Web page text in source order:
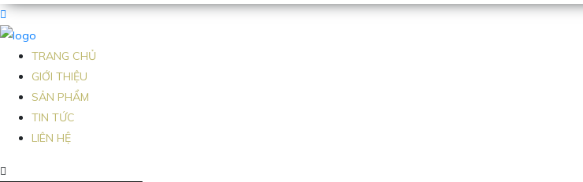
TRANG CHỦ
GIỚI THIỆU
SẢN PHẨM
TIN TỨC
LIÊN HỆ